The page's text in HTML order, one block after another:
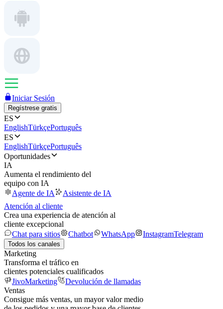
Iniciar Sesión
Regístrese gratis
ES
EnglishTürkçePortuguês
ES
EnglishTürkçePortuguês
Oportunidades
IA
Aumenta el rendimiento del
equipo con IA
Agente de IA
Asistente de IA
Atención al cliente
Crea una experiencia de atención al
cliente excepcional
Chat para sitios
Chatbot WhatsApp InstagramTelegram
Todos los canales
Marketing
Transforma el tráfico en
clientes potenciales cualificados
JivoMarketing
Devolución de llamadas
Ventas
Consigue más ventas, un mayor valor medio